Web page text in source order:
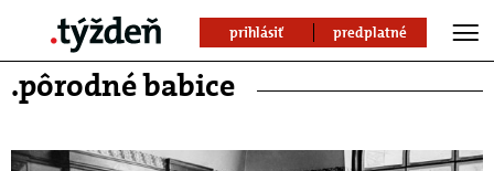
prihlásiť predplatné
.pôrodné babice